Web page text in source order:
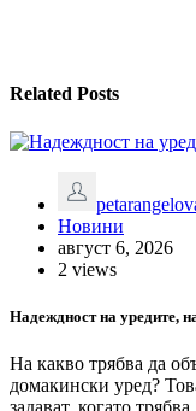
Related Posts
Новини
август 6, 2026
2 views
Надеждност на уредите,
На какво трябва да
домакински уред?
задават, когато